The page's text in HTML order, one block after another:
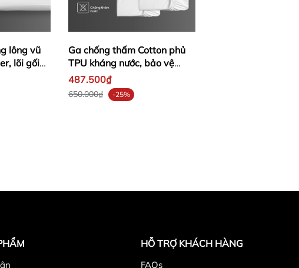
lông vũ
lõi gối
Ga chống thấm Cotton phủ
TPU kháng nước, bảo vệ
đệm
487.500₫
650.000₫ -25%
HỖ TRỢ KHÁCH HÀNG
FAQs